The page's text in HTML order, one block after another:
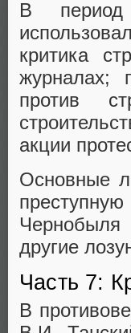
В период
критика
журналах;
против
акции
Основные
другие
Часть 7:
В